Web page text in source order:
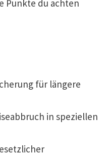
Punkte du achten
für längere
in speziellen